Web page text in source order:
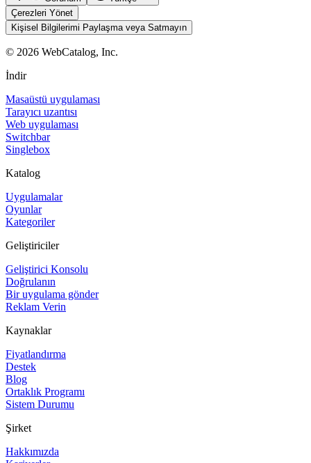
Çerezleri Yönet
Kişisel Bilgilerimi Paylaşma veya Satmayın
© 2026 WebCatalog, Inc.
İndir
Masaüstü uygulaması
Tarayıcı uzantısı
Web uygulaması
Switchbar
Singlebox
Katalog
Uygulamalar
Oyunlar
Kategoriler
Geliştiriciler
Geliştirici Konsolu
Doğrulanın
Bir uygulama gönder
Reklam Verin
Kaynaklar
Fiyatlandırma
Destek
Blog
Ortaklık Programı
Sistem Durumu
Şirket
Hakkımızda